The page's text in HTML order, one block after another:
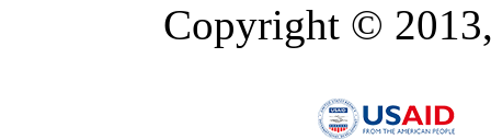
Copyright ©